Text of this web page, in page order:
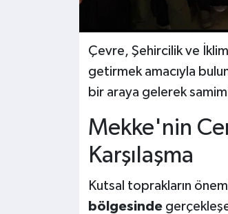
Çevre, Şehircilik ve
getirmek amacıyla
bir araya gelerek
Mekke'nin
Karşılaşma
Kutsal toprakların
bölgesinde